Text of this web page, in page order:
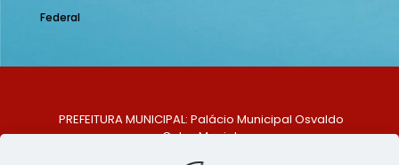
Federal
PREFEITURA MUNICIPAL: Palácio Municipal Osvaldo
Celso Maciel